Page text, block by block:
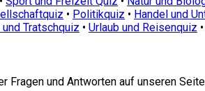
• Politikquiz • Handel und
Tratschquiz • Urlaub und Reisenquiz •
und Antworten auf unseren